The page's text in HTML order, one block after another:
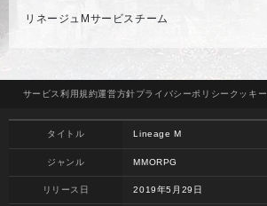
リネージュMサービスチーム
サービス 利用規約運営方針プライバシーポリシー クッキー
タイトル Lineage M
ジャンル MMORPG
リリース日 2019年5月29日